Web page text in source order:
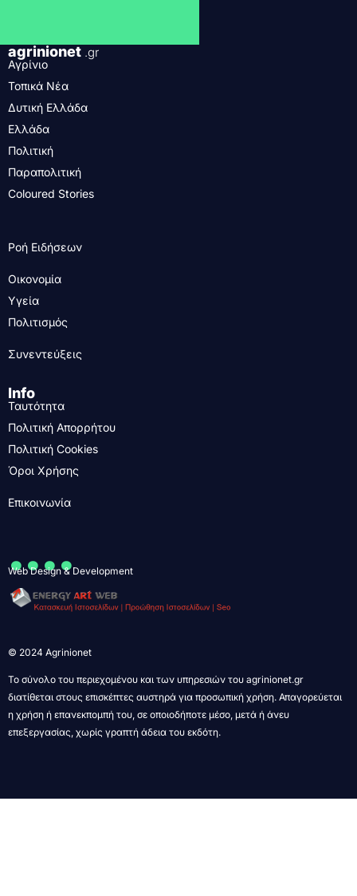
agrinionet .gr
Αγρίνιο
Τοπικά Νέα
Δυτική Ελλάδα
Ελλάδα
Πολιτική
Παραπολιτική
Coloured Stories
Ροή Ειδήσεων
Οικονομία
Υγεία
Πολιτισμός
Συνεντεύξεις
Info
Ταυτότητα
Πολιτική Απορρήτου
Πολιτική Cookies
Όροι Χρήσης
Επικοινωνία
....
Web Design & Development
© 2024 Agrinionet
Το σύνολο του περιεχομένου και των υπηρεσιών του agrinionet.gr
διατίθεται στους επισκέπτες αυστηρά για προσωπική χρήση. Απαγορεύεται
η χρήση ή επανεκπομπή του, σε οποιοδήποτε μέσο, μετά ή άνευ
επεξεργασίας, χωρίς γραπτή άδεια του εκδότη.